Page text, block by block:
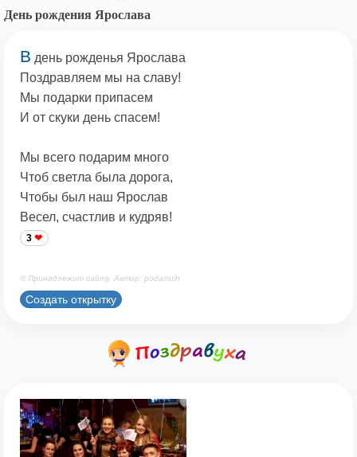
День рождения Ярослава
В день рожденья Ярослава
Поздравляем мы на славу!
Мы подарки припасем
И от скуки день спасем!
Мы всего подарим много
Чтоб светла была дорога,
Чтобы был наш Ярослав
Весел, счастлив и кудряв!
3
© Принадлежит сайту. Автор: podaristih
Создать открытку